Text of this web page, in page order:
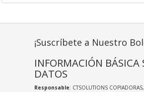
¡Suscríbete a Nuestro
INFORMACIÓN BÁSICA
DATOS
Responsable: CTSOLUTIONS